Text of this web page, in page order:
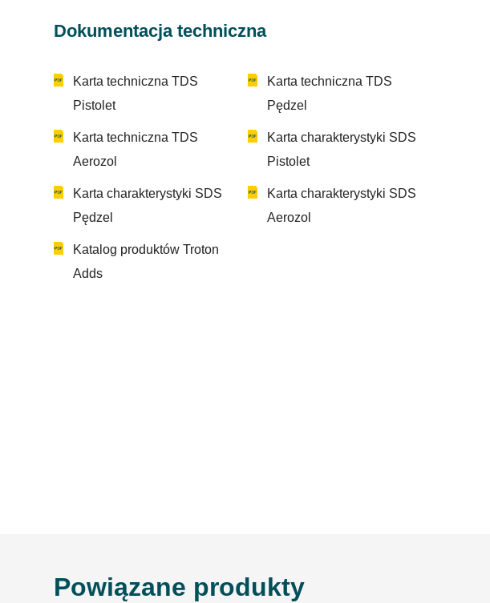
Dokumentacja techniczna
Karta techniczna TDS
Pistolet
Karta techniczna TDS
Pędzel
Karta techniczna TDS
Aerozol
Karta charakterystyki SDS
Pistolet
Karta charakterystyki SDS
Pędzel
Karta charakterystyki SDS
Aerozol
Katalog produktów Troton
Adds
Powiązane produkty